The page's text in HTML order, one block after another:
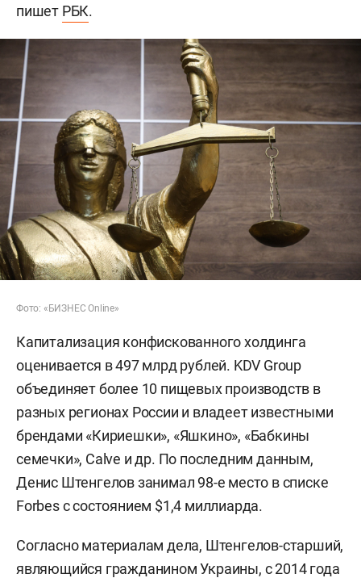
пишет РБК.
Фото: «БИЗНЕС Online»
Капитализация конфискованного холдинга
оценивается в 497 млрд рублей. KDV Group
объединяет более 10 пищевых производств в
разных регионах России и владеет известными
брендами «Кириешки», «Яшкино», «Бабкины
семечки», Calve и др. По последним данным,
Денис Штенгелов занимал 98-е место в списке
Forbes с состоянием $1,4 миллиарда.
Согласно материалам дела, Штенгелов-старший,
являющийся гражданином Украины, с 2014 года